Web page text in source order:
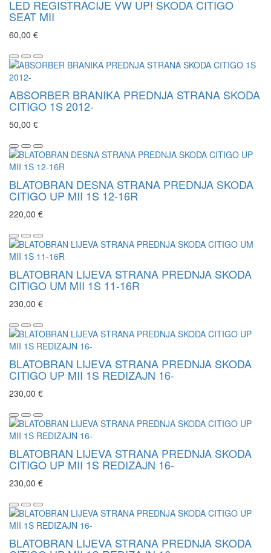
LED REGISTRACIJE VW UP! SKODA CITIGO
SEAT MII
60,00 €
ABSORBER BRANIKA PREDNJA STRANA SKODA
CITIGO 1S 2012-
50,00 €
BLATOBRAN DESNA STRANA PREDNJA SKODA
CITIGO UP MII 1S 12-16R
220,00 €
BLATOBRAN LIJEVA STRANA PREDNJA SKODA
CITIGO UM MII 1S 11-16R
230,00 €
BLATOBRAN LIJEVA STRANA PREDNJA SKODA
CITIGO UP MII 1S REDIZAJN 16-
230,00 €
BLATOBRAN LIJEVA STRANA PREDNJA SKODA
CITIGO UP MII 1S REDIZAJN 16-
230,00 €
BLATOBRAN LIJEVA STRANA PREDNJA SKODA